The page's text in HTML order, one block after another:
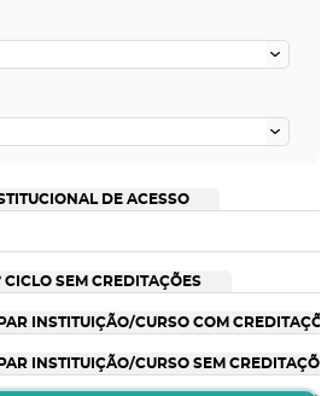
DE ACESSO
CICLO SEM CREDITAÇÕES
INSTITUIÇÃO/CURSO COM
INSTITUIÇÃO/CURSO SEM